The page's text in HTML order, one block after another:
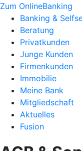
Zum OnlineBanking
Banking &
Beratung
Privatkunden
Junge Kunden
Firmenkunden
Immobilie
Meine Bank
Mitgliedschaft
Aktuelles
Fusion